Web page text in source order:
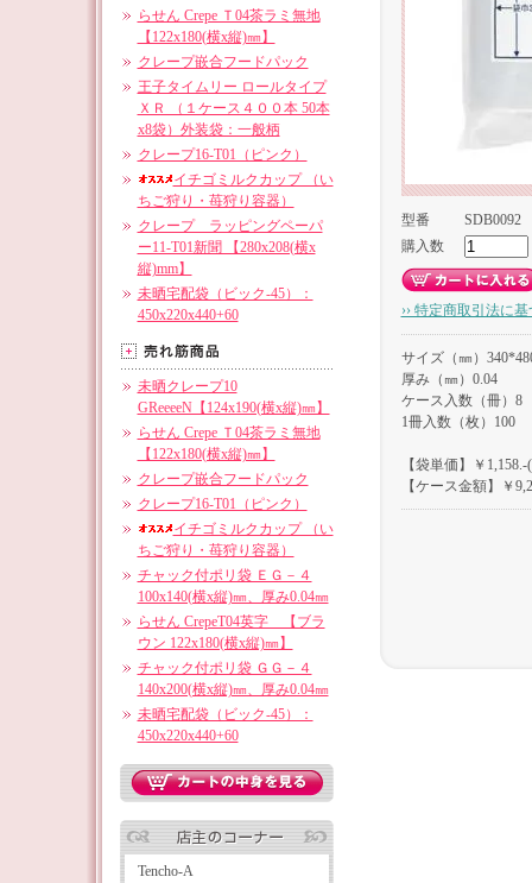
らせん Crepe Ｔ04茶ラミ無地
【122x180(横x縦)㎜】
クレープ嵌合フードパック
王子タイムリー ロールタイプ
ＸＲ （１ケース４００本 50本
x8袋）外装袋：一般柄
クレープ16-T01（ピンク）
イチゴミルクカップ （い
ちご狩り・苺狩り容器）
クレープ ラッピングペーパ
ー11-T01新聞 【280x208(横x
縦)mm】
未晒宅配袋（ビック-45）：
450x220x440+60
未晒クレープ10
GReeeeN【124x190(横x縦)㎜】
らせん Crepe Ｔ04茶ラミ無地
【122x180(横x縦)㎜】
クレープ嵌合フードパック
クレープ16-T01（ピンク）
イチゴミルクカップ （い
ちご狩り・苺狩り容器）
チャック付ポリ袋 ＥＧ－４
100x140(横x縦)㎜、厚み0.04㎜
らせん CrepeT04英字 【ブラ
ウン 122x180(横x縦)㎜】
チャック付ポリ袋 ＧＧ－４
140x200(横x縦)㎜、厚み0.04㎜
未晒宅配袋（ビック-45）：
450x220x440+60
Tencho-A
型番
SDB0092
購入数
›› 特定商取引法に
サイズ（㎜）
厚み（㎜）0.04
ケース入数（冊）8
1冊入数（枚）100
【袋単価】￥
【ケース金額】￥